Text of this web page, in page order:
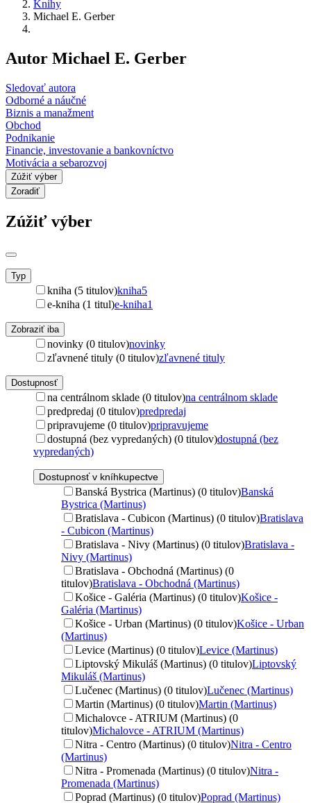
Knihy
Michael E. Gerber
Autor Michael E. Gerber
Sledovať autora
Odborné a náučné
Biznis a manažment
Obchod
Podnikanie
Financie, investovanie a bankovníctvo
Motivácia a sebarozvoj
Zúžiť výber
Zoradiť
Zúžiť výber
Typ
kniha (5 titulov)kniha5
e-kniha (1 titul)e-kniha1
Zobraziť iba
novinky (0 titulov)novinky
zľavnené tituly (0 titulov)zľavnené tituly
Dostupnosť
na centrálnom sklade (0 titulov)na centrálnom sklade
predpredaj (0 titulov)predpredaj
pripravujeme (0 titulov)pripravujeme
dostupná (bez vypredaných) (0 titulov)dostupná (bez
vypredaných)
Dostupnosť v kníhkupectve
Banská Bystrica (Martinus) (0 titulov)Banská
Bystrica (Martinus)
Bratislava - Cubicon (Martinus) (0 titulov)Bratislava
- Cubicon (Martinus)
Bratislava - Nivy (Martinus) (0 titulov)Bratislava -
Nivy (Martinus)
Bratislava - Obchodná (Martinus) (0
titulov)Bratislava - Obchodná (Martinus)
Košice - Galéria (Martinus) (0 titulov)Košice -
Galéria (Martinus)
Košice - Urban (Martinus) (0 titulov)Košice - Urban
(Martinus)
Levice (Martinus) (0 titulov)Levice (Martinus)
Liptovský Mikuláš (Martinus) (0 titulov)Liptovský
Mikuláš (Martinus)
Lučenec (Martinus) (0 titulov)Lučenec (Martinus)
Martin (Martinus) (0 titulov)Martin (Martinus)
Michalovce - ATRIUM (Martinus) (0
titulov)Michalovce - ATRIUM (Martinus)
Nitra - Centro (Martinus) (0 titulov)Nitra - Centro
(Martinus)
Nitra - Promenada (Martinus) (0 titulov)Nitra -
Promenada (Martinus)
Poprad (Martinus) (0 titulov)Poprad (Martinus)